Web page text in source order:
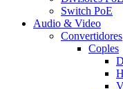
Switch PoE
Audio & Video
Convertidores
Coples